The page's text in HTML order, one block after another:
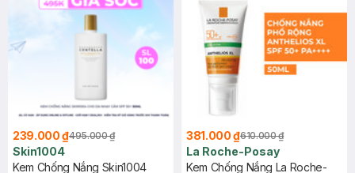
239.000 ₫495.000 ₫
Skin1004
Kem Chống Nắng Skin1004
381.000 ₫610.000 ₫
La Roche-Posay
Kem Chống Nắng La Roche-